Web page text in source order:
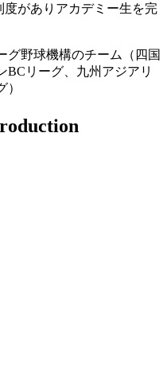
度がありアカデミー生を完
グ野球機構のチーム（四国
BCリーグ、九州アジアリ